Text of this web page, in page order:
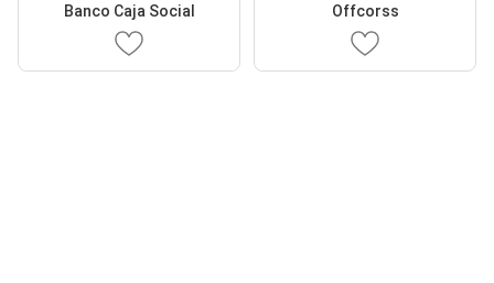
Banco Caja Social Offcorss